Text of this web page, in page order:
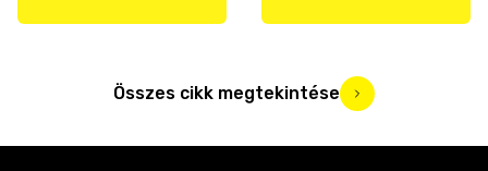
Összes cikk megtekintése